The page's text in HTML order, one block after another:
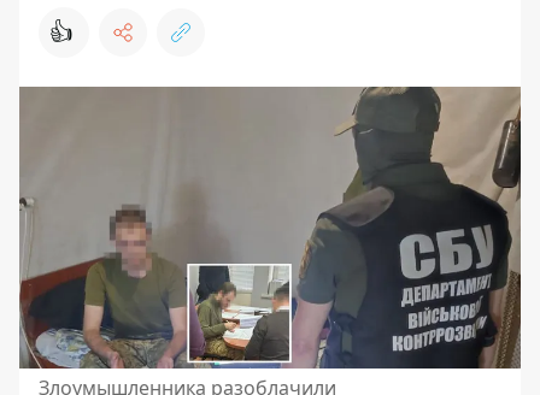
👍
Злоумышленника разоблачили